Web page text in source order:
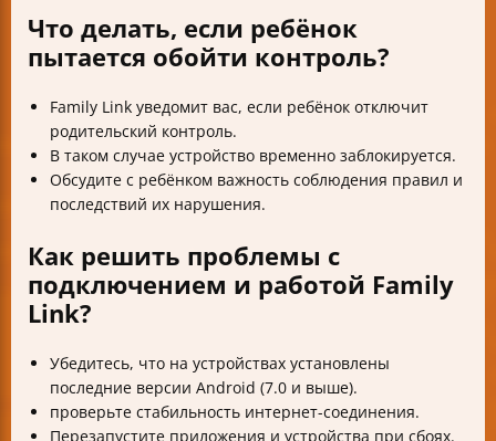
Что делать, если ребёнок
пытается обойти контроль?
Family Link уведомит вас, если ребёнок отключит
родительский контроль.
В таком случае устройство временно заблокируется.
Обсудите с ребёнком важность соблюдения правил и
последствий их нарушения.
Как решить проблемы с
подключением и работой Family
Link?
Убедитесь, что на устройствах установлены
последние версии Android (7.0 и выше).
проверьте стабильность интернет-соединения.
Перезапустите приложения и устройства при сбоях.